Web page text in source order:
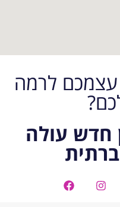
לרמה
חדש עולה